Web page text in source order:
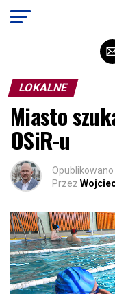
LOKALNE
Miasto
OSiR-u
Opublikowano
Przez